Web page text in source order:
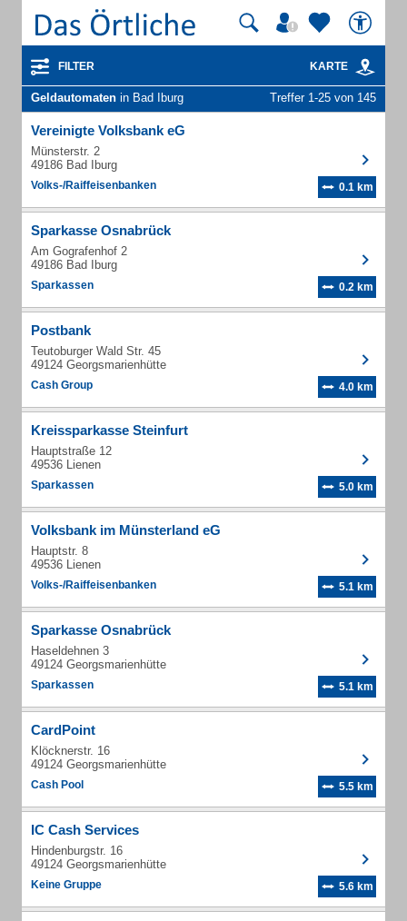
FILTER KARTE
Geldautomaten in Bad Iburg Treffer 1-25 von 145
Vereinigte Volksbank eG
Münsterstr. 2
49186 Bad Iburg
Volks-/Raiffeisenbanken 0.1 km
Sparkasse Osnabrück
Am Gografenhof 2
49186 Bad Iburg
Sparkassen 0.2 km
Postbank
Teutoburger Wald Str. 45
49124 Georgsmarienhütte
Cash Group 4.0 km
Kreissparkasse Steinfurt
Hauptstraße 12
49536 Lienen
Sparkassen 5.0 km
Volksbank im Münsterland eG
Hauptstr. 8
49536 Lienen
Volks-/Raiffeisenbanken 5.1 km
Sparkasse Osnabrück
Haseldehnen 3
49124 Georgsmarienhütte
Sparkassen 5.1 km
CardPoint
Klöcknerstr. 16
49124 Georgsmarienhütte
Cash Pool 5.5 km
IC Cash Services
Hindenburgstr. 16
49124 Georgsmarienhütte
Keine Gruppe 5.6 km